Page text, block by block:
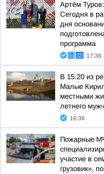
Артём
Сегодня в
дня
программа
17:36
В 15.20 из
Малые
местными
летнего
16:36
Пожарные
участие в
грузовик»,